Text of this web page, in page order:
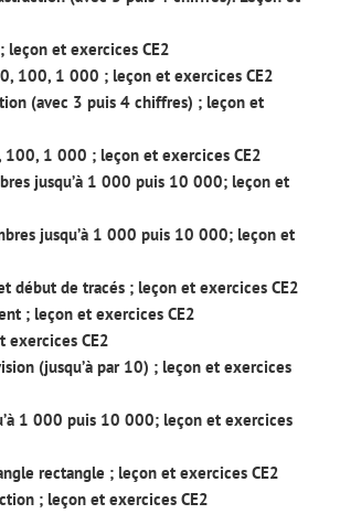
leçon et exercices CE2
100, 1 000 ; leçon et exercices CE2
(avec 3 puis 4 chiffres) ; leçon et
1 000 ; leçon et exercices CE2
jusqu’à 1 000 puis 10 000; leçon et
jusqu’à 1 000 puis 10 000; leçon et
début de tracés ; leçon et exercices CE2
; leçon et exercices CE2
exercices CE2
(jusqu’à par 10) ; leçon et exercices
1 000 puis 10 000; leçon et exercices
rectangle ; leçon et exercices CE2
; leçon et exercices CE2